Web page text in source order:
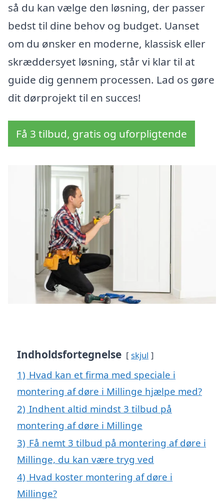
så du kan vælge den løsning, der passer
bedst til dine behov og budget. Uanset
om du ønsker en moderne, klassisk eller
skræddersyet løsning, står vi klar til at
guide dig gennem processen. Lad os gøre
dit dørprojekt til en succes!
Få 3 tilbud, gratis og uforpligtende
Indholdsfortegnelse skjul
1) Hvad kan et firma med speciale i
montering af døre i Millinge hjælpe med?
2) Indhent altid mindst 3 tilbud på
montering af døre i Millinge
3) Få nemt 3 tilbud på montering af døre i
Millinge, du kan være tryg ved
4) Hvad koster montering af døre i
Millinge?